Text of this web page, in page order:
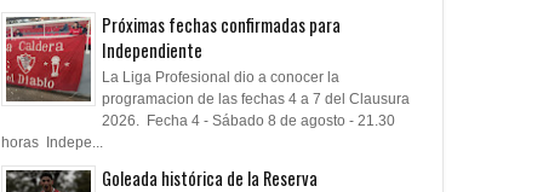
Próximas fechas confirmadas para
Independiente
La Liga Profesional dio a conocer la
programacion de las fechas 4 a 7 del Clausura
2026. Fecha 4 - Sábado 8 de agosto - 21.30
horas Indepe...
Goleada histórica de la Reserva